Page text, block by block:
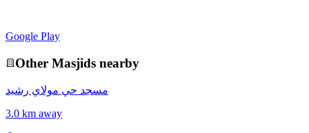
Google Play
Other Masjids nearby
مسجد حي مولاي رشيد
3.0 km away